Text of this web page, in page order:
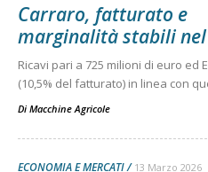
Carraro, fatturato e
marginalità stabili
Ricavi pari a 725 milioni di euro ed
(10,5% del fatturato) in linea con
Di Macchine Agricole
ECONOMIA E MERCATI 13 Marzo 2026